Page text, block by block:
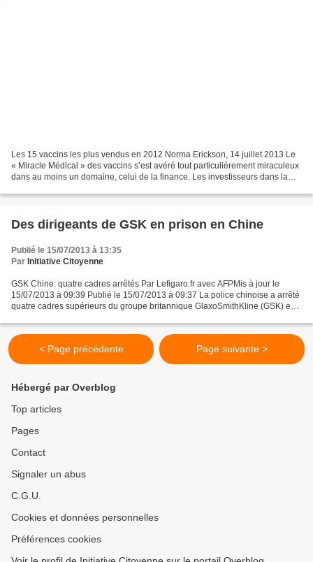
Les 15 vaccins les plus vendus en 2012 Norma Erickson, 14 juillet 2013 Le
« Miracle Médical » des vaccins s’est avéré tout particulièrement miraculeux
dans au moins un domaine, celui de la finance. Les investisseurs dans la
Des dirigeants de GSK en prison en Chine
Publié le 15/07/2013 à 13:35
Par Initiative Citoyenne
GSK Chine: quatre cadres arrêtés Par Lefigaro.fr avec AFPMis à jour le
15/07/2013 à 09:39 Publié le 15/07/2013 à 09:37 La police chinoise a arrêté
quatre cadres supérieurs du groupe britannique GlaxoSmithKline (GSK) en
< Page précédente Page suivante >
Hébergé par Overblog
Top articles
Pages
Contact
Signaler un abus
C.G.U.
Cookies et données personnelles
Préférences cookies